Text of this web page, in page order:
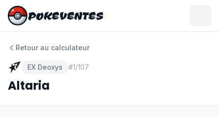
POKEVENTES
POKEVENTES
Retour au calculateur
EX Deoxys #1/107
Altaria